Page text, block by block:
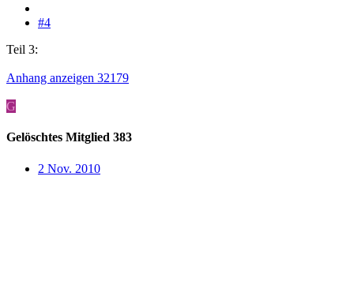
#4
Teil 3:
Anhang anzeigen 32179
G
Gelöschtes Mitglied 383
2 Nov. 2010